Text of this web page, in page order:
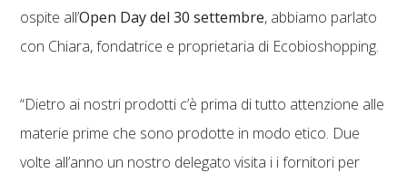
ospite all’Open Day del 30 settembre, abbiamo parlato
con Chiara, fondatrice e proprietaria di Ecobioshopping.
“Dietro ai nostri prodotti c’è prima di tutto attenzione alle
materie prime che sono prodotte in modo etico. Due
volte all’anno un nostro delegato visita i i fornitori per